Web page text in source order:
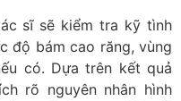
sĩ sẽ kiểm tra kỹ tình
độ bám cao răng, vùng
có. Dựa trên kết quả
rõ nguyên nhân hình